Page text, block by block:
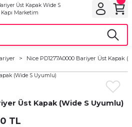
Nice PD1277A0000 Bariyer Üst Kapak
Üst Kapak (Wide S Uyumlu)
TL